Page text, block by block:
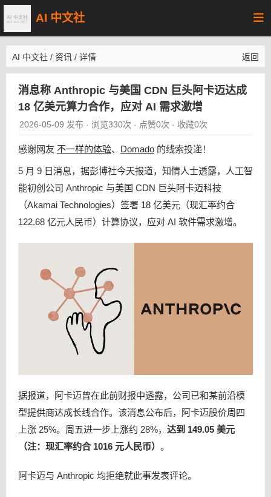
AI 中文社
AI 中文社 / 资讯 / 详情 返回
消息称 Anthropic 与美国 CDN 巨头阿卡迈达成
18 亿美元算力合作，应对 AI 需求激增
2026-05-09 发布 · 浏览330次 · 点赞0次 · 收藏0次
感谢网友 不一样的体验、 Domado 的线索投递！
5 月 9 日消息，据彭博社今天报道，知情人士透露，人工智
能初创公司 Anthropic 与美国 CDN 巨头阿卡迈科技
（Akamai Technologies）签署 18 亿美元（现汇率约合
122.68 亿元人民币）计算协议，应对 AI 软件需求激增。
据报道，阿卡迈曾在此前财报中透露，公司已和某前沿模
型提供商达成长线合作。该消息公布后，阿卡迈股价周四
上涨 25%。周五进一步上涨约 28%， 达到 149.05 美元
（注：现汇率约合 1016 元人民币） 。
阿卡迈与 Anthropic 均拒绝就此事发表评论。